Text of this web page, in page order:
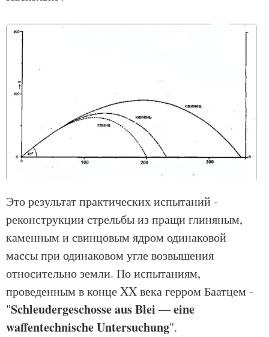
Это результат практических испытаний -
реконструкции стрельбы из пращи глиняным,
каменным и свинцовым ядром одинаковой
массы при одинаковом угле возвышения
относительно земли. По испытаниям,
проведенным в конце XX века герром Баатцем -
"Schleudergeschosse aus Blei — eine
waffentechnische Untersuchung".